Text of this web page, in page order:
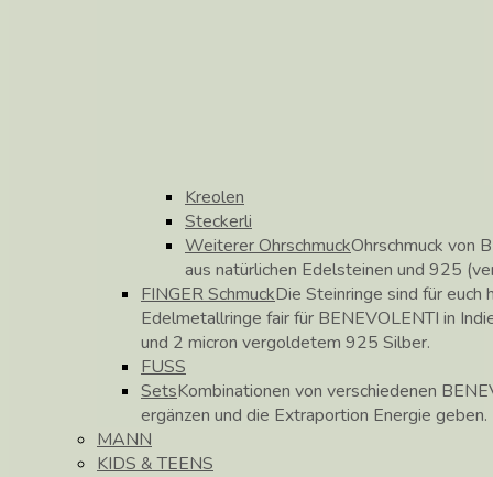
Kreolen
Steckerli
Weiterer OhrschmuckOhrschmuck von
aus natürlichen Edelsteinen und 925
FINGER SchmuckDie Steinringe sind für
Edelmetallringe fair für BENEVOLENTI in
und 2 micron vergoldetem 925 Silber.
FUSS
SetsKombinationen von verschiedenen
ergänzen und die Extraportion Energie geben.
MANN
KIDS & TEENS